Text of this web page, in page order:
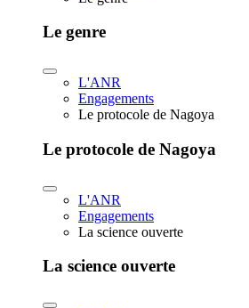
Le genre
L'ANR
Engagements
Le protocole de Nagoya
Le protocole de Nagoya
L'ANR
Engagements
La science ouverte
La science ouverte